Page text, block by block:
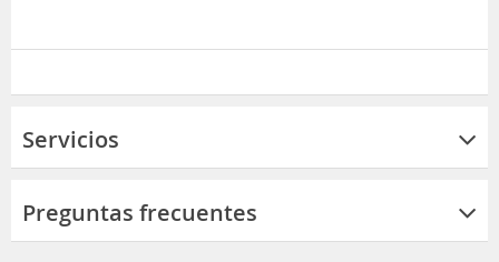
Servicios
Preguntas frecuentes